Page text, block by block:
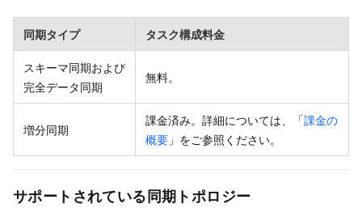
同期タイプ タスク構成料金
スキーマ同期および
完全データ同期
無料。
増分同期
課金済み。詳細については、「課金の
概要 」をご参照ください。
サポートされている同期トポロジー